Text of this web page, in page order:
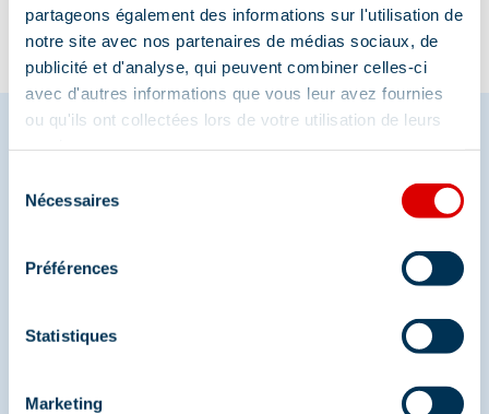
partageons également des informations sur l'utilisation de
notre site avec nos partenaires de médias sociaux, de
publicité et d'analyse, qui peuvent combiner celles-ci
avec d'autres informations que vous leur avez fournies
ou qu'ils ont collectées lors de votre utilisation de leurs
Nécessaires
Préférences
Statistiques
Marketing
Partagez vos moments à
Et retrouvez-nous sur les réseaux sociaux